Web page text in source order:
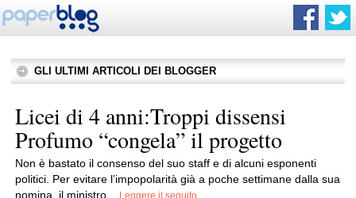
GLI ULTIMI ARTICOLI DEI BLOGGER
Licei di 4 anni:Troppi dissensi
Profumo “congela” il progetto
Non è bastato il consenso del suo staff e di alcuni esponenti
politici. Per evitare l’impopolarità già a poche settimane dalla sua
nomina, il ministro...
Leggere il seguito